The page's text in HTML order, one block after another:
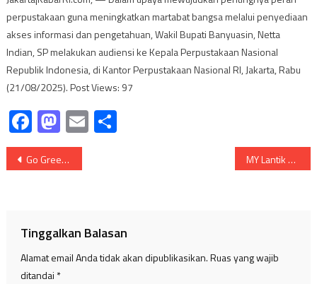
perpustakaan guna meningkatkan martabat bangsa melalui penyediaan
akses informasi dan pengetahuan, Wakil Bupati Banyuasin, Netta
Indian, SP melakukan audiensi ke Kepala Perpustakaan Nasional
Republik Indonesia, di Kantor Perpustakaan Nasional RI, Jakarta, Rabu
(21/08/2025). Post Views: 97
Facebook
Mastodon
Email
Navigasi
Go Green Fun Bike Betung Resmi dibuka MY Lantik Para Pengurus DPD Pemuda Tani HKTI Sumsel
Tinggalkan Balasan
Alamat email Anda tidak akan dipublikasikan.Ruas yang wajib
ditandai *